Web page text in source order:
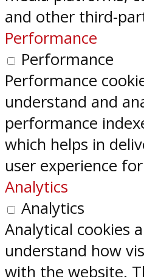
and other third-
Performance
Performance
Performance
understand and
performance
which helps in
user experience
Analytics
Analytics
Analytical cookies
understand how
with the website.